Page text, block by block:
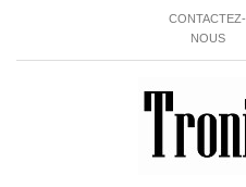
CONTACTEZ-
NOUS